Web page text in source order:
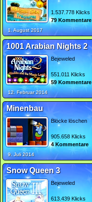
1.537.778 Klicks
79 Kommentare
1. August 2017
1001 Arabian Nights 2
Bejeweled
551.011 Klicks
59 Kommentare
12. Februar 2014
Minenbau
Blöcke löschen
905.658 Klicks
4 Kommentare
9. Juli 2014
Snow Queen 3
Bejeweled
613.439 Klicks